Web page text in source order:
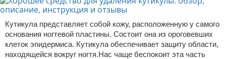
Кутикула представляет собой кожу, расположенную у самого
основания ногтевой пластины. Состоит она из ороговевших
клеток эпидермиса. Кутикула обеспечивает защиту области,
находящейся вокруг ногтя.Нас чаще беспокоит эта часть